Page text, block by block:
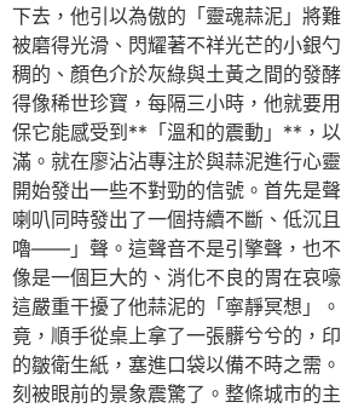
下去，他引以為傲的「靈魂蒜泥」將
被磨得光滑、閃耀著不祥光芒的小銀
稠的、顏色介於灰綠與土黃之間的發
得像稀世珍寶，每隔三小時，他就要
保它能感受到**「溫和的震動」**，
滿。就在廖沾沾專注於與蒜泥進行心
開始發出一些不對勁的信號。首先是
喇叭同時發出了一個持續不斷、低
嚕——」聲。這聲音不是引擎聲，也
像是一個巨大的、消化不良的胃在哀
這嚴重干擾了他蒜泥的「寧靜冥想」
竟，順手從桌上拿了一張髒兮兮的，
的皺衛生紙，塞進口袋以備不時之需
刻被眼前的景象震驚了。整條城市的